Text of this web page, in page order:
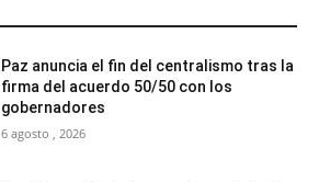
Paz anuncia el fin del centralismo tras la
firma del acuerdo 50/50 con los
gobernadores
6 agosto , 2026